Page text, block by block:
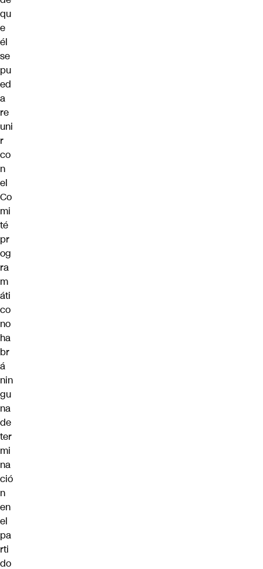
qu
e
él
se
pu
ed
a
re
uni
r
co
n
el
Co
mi
té
pr
og
ra
m
áti
co
no
ha
br
á
nin
gu
na
de
ter
mi
na
ció
n
en
el
pa
rti
do